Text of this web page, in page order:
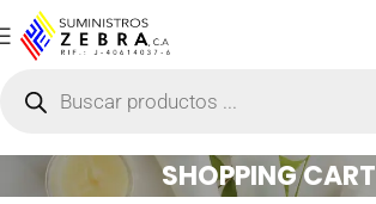
SHOPPING CART